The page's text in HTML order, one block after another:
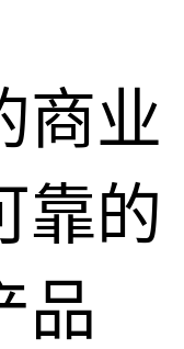
商业
靠的
品